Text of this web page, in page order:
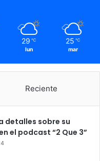
29 ℃
lun
25 ℃
mar
Reciente
detalles sobre su
el podcast “2 Que 3”